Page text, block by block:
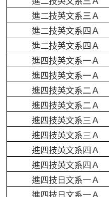
進二技英文系三Ａ
進二技英文系四Ａ
進二技英文系四Ａ
進四技英文系一Ａ
進四技英文系一Ａ
進四技英文系二Ａ
進四技英文系二Ａ
進四技英文系三Ａ
進四技英文系三Ａ
進四技英文系四Ａ
進四技英文系四Ａ
進四技日文系一Ａ